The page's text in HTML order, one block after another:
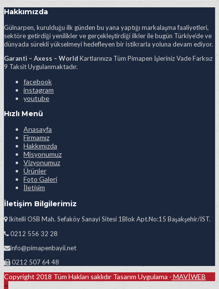
Hakkımızda
Gülnarpen, kurulduğu ilk günden bu yana yaptığı markalaşma faaliyetleri,
sektöre getirdiği yenilikler ve gerçekleştirdiği ilkler ile bugün Türkiye’de ve
dünyada sürekli yükselmeyi hedefleyen bir istikrarla yoluna devam ediyor.
Garanti – Axess – World Kartlarınıza Tüm Pimapen İşleriniz Vade Farksız
9 Taksit Uygulanmaktadır.
facebook
instagram
youtube
Hızlı Menü
Anasayfa
Firmamız
Hakkımızda
Misyonumuz
Vizyonumuz
Ürünler
Foto Galeri
İletişim
İletişim Bilgilerimiz
İkitelli OSB Mah. Sefaköy Sanayi Sitesi 1Blok Apt.No:15 Başakşehir/İST.
0212 556 32 28
info@pimapenbayii.net
0212 507 64 48
Copyright 2018 Tüm Hakları saklıdır Tasarım Uygulama - MAVİWEB